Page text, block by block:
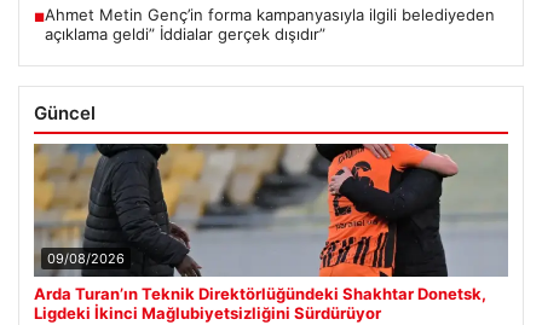
■Ahmet Metin Genç’in forma kampanyasıyla ilgili belediyeden
açıklama geldi” İddialar gerçek dışıdır”
Güncel
09/08/2026
Arda Turan’ın Teknik Direktörlüğündeki Shakhtar Donetsk,
Ligdeki İkinci Mağlubiyetsizliğini Sürdürüyor